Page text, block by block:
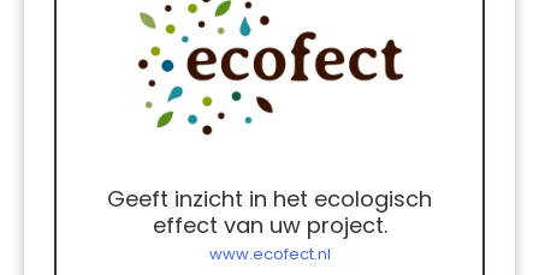
Geeft inzicht in het ecologisch
effect van uw project.
www.ecofect.nl